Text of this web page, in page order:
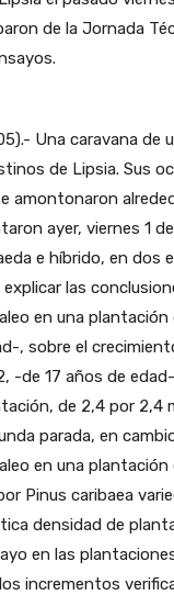
de la Jornada
Una caravana de
de Lipsia. Sus
amontonaron
ayer, viernes 1
e híbrido, en dos
las
en una
, sobre el
-de 17 años de
de 2,4 por 2,4
parada, en
en una
Pinus caribaea
densidad de
en las
incrementos